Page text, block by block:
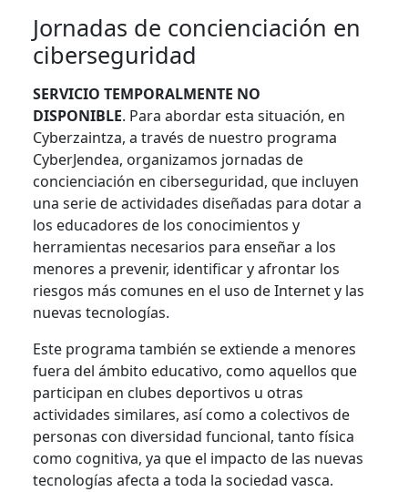
Jornadas de concienciación en
ciberseguridad
SERVICIO TEMPORALMENTE NO
DISPONIBLE. Para abordar esta situación, en
Cyberzaintza, a través de nuestro programa
CyberJendea, organizamos jornadas de
concienciación en ciberseguridad, que incluyen
una serie de actividades diseñadas para dotar a
los educadores de los conocimientos y
herramientas necesarios para enseñar a los
menores a prevenir, identificar y afrontar los
riesgos más comunes en el uso de Internet y las
nuevas tecnologías.
Este programa también se extiende a menores
fuera del ámbito educativo, como aquellos que
participan en clubes deportivos u otras
actividades similares, así como a colectivos de
personas con diversidad funcional, tanto física
como cognitiva, ya que el impacto de las nuevas
tecnologías afecta a toda la sociedad vasca.